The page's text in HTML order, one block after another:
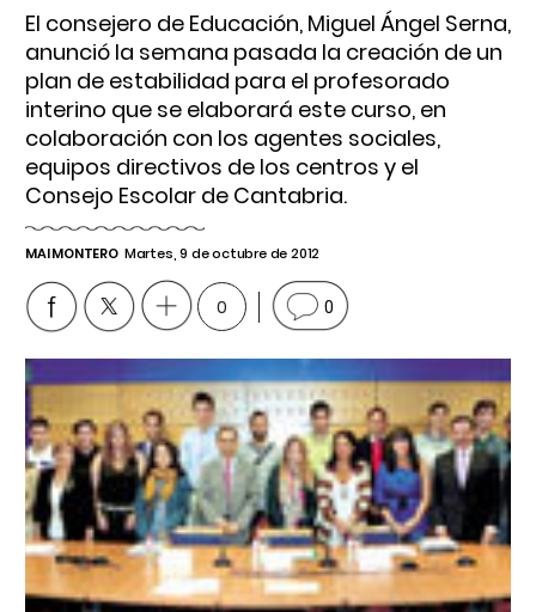
El consejero de Educación, Miguel Ángel Serna,
anunció la semana pasada la creación de un
plan de estabilidad para el profesorado
interino que se elaborará este curso, en
colaboración con los agentes sociales,
equipos directivos de los centros y el
Consejo Escolar de Cantabria.
MAI MONTERO Martes, 9 de octubre de 2012
0 0